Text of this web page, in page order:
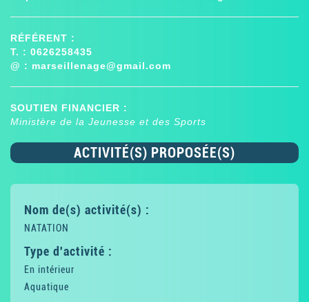
RÉFÉRENT :
T. : 0626258435
@ : marseillenage@gmail.com
SOUTIEN FINANCIER :
Ministère de la Jeunesse et des Sports
ACTIVITÉ(S) PROPOSÉE(S)
Nom de(s) activité(s) :
NATATION
Type d'activité :
En intérieur
Aquatique